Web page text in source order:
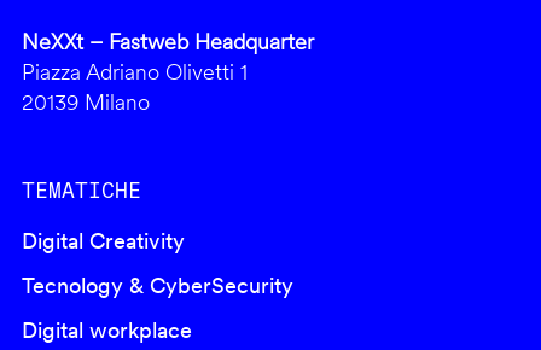
NeXXt – Fastweb Headquarter
Piazza Adriano Olivetti 1
20139 Milano
TEMATICHE
Digital Creativity
Tecnology & CyberSecurity
Digital workplace